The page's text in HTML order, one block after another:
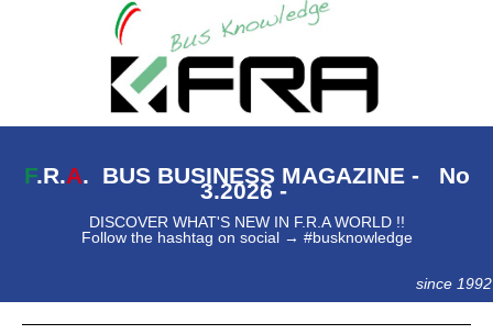
F.R.A. BUS BUSINESS MAGAZINE - No
3.2026 -
DISCOVER WHAT'S NEW IN F.R.A WORLD !!
Follow the hashtag on social → #busknowledge
since 1992